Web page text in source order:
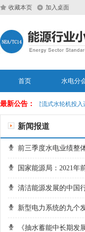
收藏本页 加入桌面
首页 水电分
最新公告：
无油灯泡贯流式水轮机投入
新闻报道
前三季度水电业绩整
国家能源局：2021年
清洁能源发展的中国
新型电力系统的九个
《抽水蓄能中长期发